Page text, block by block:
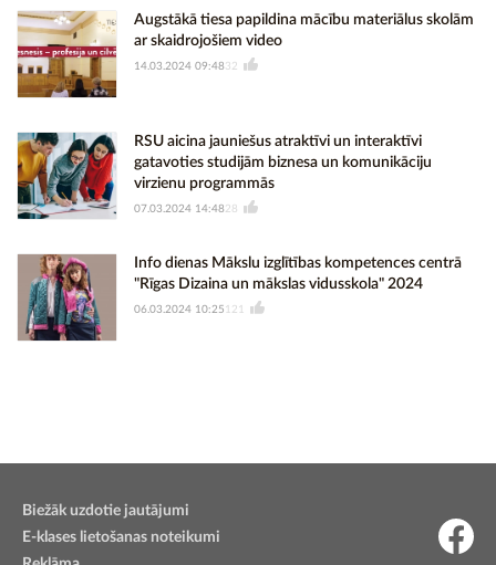
Augstākā tiesa papildina mācību materiālus skolām
ar skaidrojošiem video
14.03.2024 09:48 32
RSU aicina jauniešus atraktīvi un interaktīvi
gatavoties studijām biznesa un komunikāciju
virzienu programmās
07.03.2024 14:48 28
Info dienas Mākslu izglītības kompetences centrā
"Rīgas Dizaina un mākslas vidusskola" 2024
06.03.2024 10:25 121
Biežāk uzdotie jautājumi
E-klases lietošanas noteikumi